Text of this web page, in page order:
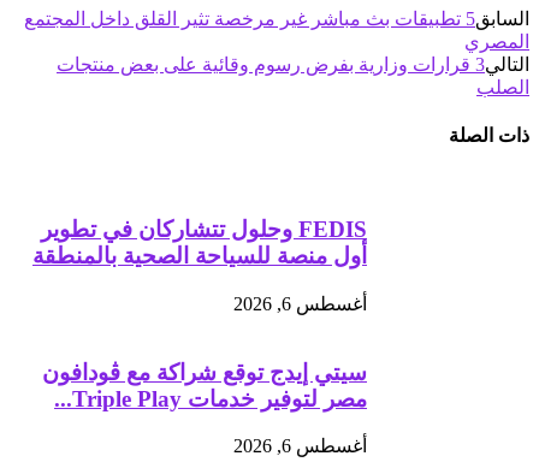
السابق
5 تطبيقات بث مباشر غير مرخصة تثير القلق داخل المجتمع
المصري
التالي
3 قرارات وزارية بفرض رسوم وقائية على بعض منتجات
الصلب
ذات الصلة
FEDIS وحلول تتشاركان في تطوير
أول منصة للسياحة الصحية بالمنطقة
أغسطس 6, 2026
سيتي إيدج توقع شراكة مع ڤودافون
مصر لتوفير خدمات Triple Play...
أغسطس 6, 2026